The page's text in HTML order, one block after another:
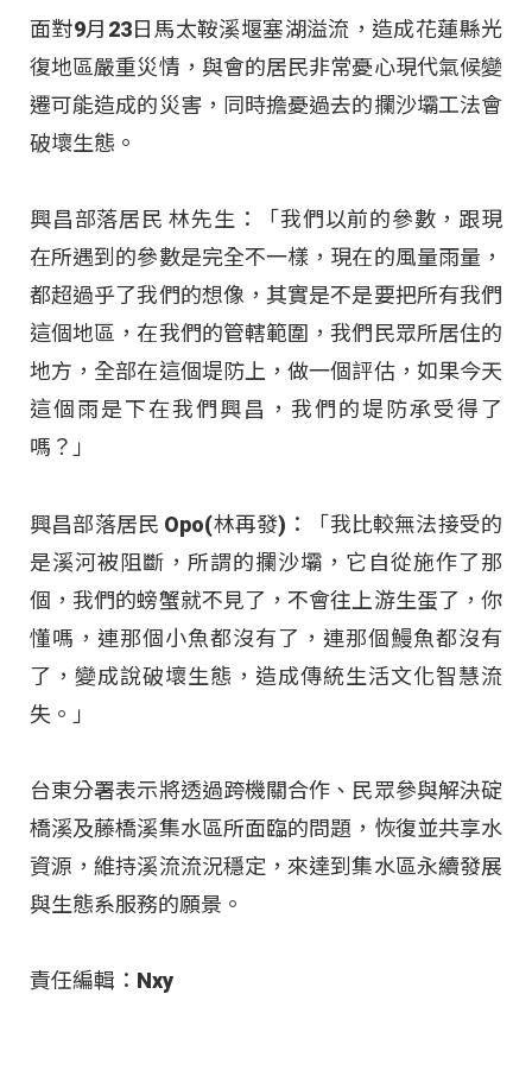
面對9月23日馬太鞍溪堰塞湖溢流，造成花蓮縣光
復地區嚴重災情，與會的居民非常憂心現代氣候變
遷可能造成的災害，同時擔憂過去的攔沙壩工法會
破壞生態。
興昌部落居民 林先生：「我們以前的參數，跟現
在所遇到的參數是完全不一樣，現在的風量雨量，
都超過乎了我們的想像，其實是不是要把所有我們
這個地區，在我們的管轄範圍，我們民眾所居住的
地方，全部在這個堤防上，做一個評估，如果今天
這個雨是下在我們興昌，我們的堤防承受得了
嗎？」
興昌部落居民 Opo(林再發)：「我比較無法接受的
是溪河被阻斷，所謂的攔沙壩，它自從施作了那
個，我們的螃蟹就不見了，不會往上游生蛋了，你
懂嗎，連那個小魚都沒有了，連那個鰻魚都沒有
了，變成說破壞生態，造成傳統生活文化智慧流
失。」
台東分署表示將透過跨機關合作、民眾參與解決碇
橋溪及藤橋溪集水區所面臨的問題，恢復並共享水
資源，維持溪流流況穩定，來達到集水區永續發展
與生態系服務的願景。
責任編輯：Nxy